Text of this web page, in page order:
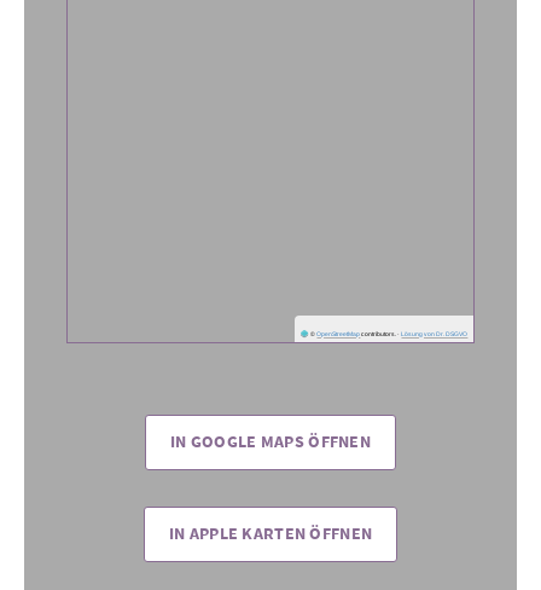
©OpenStreetMapcontributors. ·Lösung von Dr. DSGVO
IN GOOGLE MAPS ÖFFNEN
IN APPLE KARTEN ÖFFNEN